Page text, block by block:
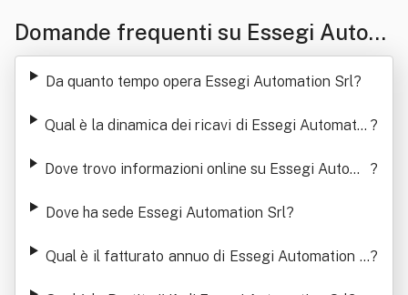
Domande frequenti su Essegi Autom
ation Srl
Da quanto tempo opera Essegi Automation Srl?
Qual è la dinamica dei ricavi di Essegi Automatio ?
Dove trovo informazioni online su Essegi Automa ?
Dove ha sede Essegi Automation Srl?
Qual è il fatturato annuo di Essegi Automation S?